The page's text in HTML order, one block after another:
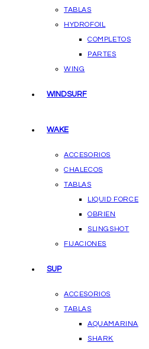
TABLAS
HYDROFOIL
COMPLETOS
PARTES
WING
WINDSURF
WAKE
ACCESORIOS
CHALECOS
TABLAS
LIQUID FORCE
OBRIEN
SLINGSHOT
FIJACIONES
SUP
ACCESORIOS
TABLAS
AQUAMARINA
SHARK